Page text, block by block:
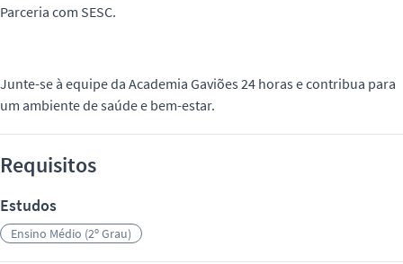
Parceria com SESC.
Junte-se à equipe da Academia Gaviões 24 horas e contribua para
um ambiente de saúde e bem-estar.
Requisitos
Estudos
Ensino Médio (2º Grau)